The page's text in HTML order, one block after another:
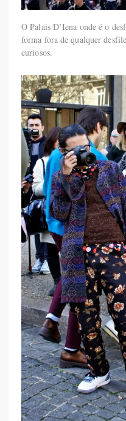
O Palais D’Iena onde é o
forma fora de qualquer
curiosos.